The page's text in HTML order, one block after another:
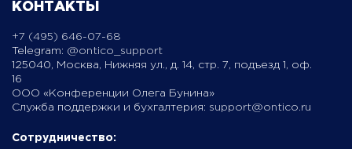
КОНТАКТЫ
+7 (495) 646-07-68
Telegram: @ontico_support
125040, Москва, Нижняя ул., д. 14, стр. 7, подъезд 1, оф.
16
ООО «Конференции Олега Бунина»
Служба поддержки и бухгалтерия: support@ontico.ru
Сотрудничество: